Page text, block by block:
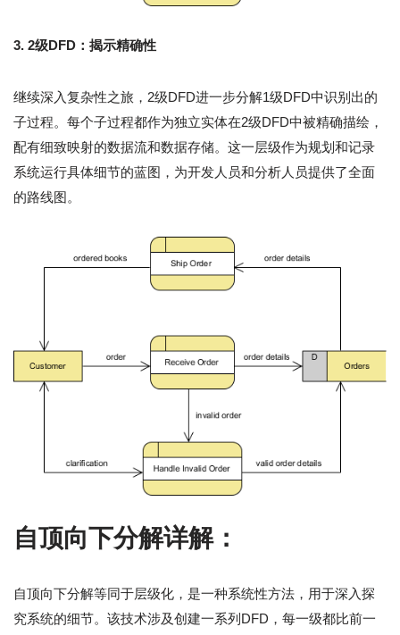
3. 2级DFD：揭示精确性
继续深入复杂性之旅，2级DFD进一步分解1级DFD中识别出的
子过程。每个子过程都作为独立实体在2级DFD中被精确描绘，
配有细致映射的数据流和数据存储。这一层级作为规划和记录
系统运行具体细节的蓝图，为开发人员和分析人员提供了全面
的路线图。
自顶向下分解详解：
自顶向下分解等同于层级化，是一种系统性方法，用于深入探
究系统的细节。该技术涉及创建一系列DFD，每一级都比前一